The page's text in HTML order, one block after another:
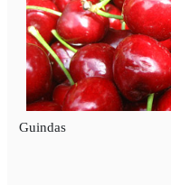
Guindas